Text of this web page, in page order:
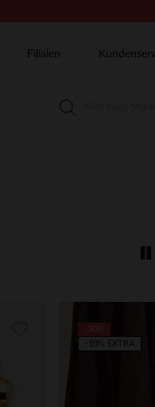
Filialen
-10% EXTRA